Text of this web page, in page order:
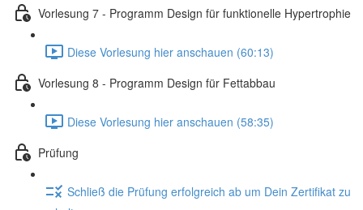
Vorlesung 7 - Programm Design für funktionelle Hypertrophie
Diese Vorlesung hier anschauen (60:13)
Vorlesung 8 - Programm Design für Fettabbau
Diese Vorlesung hier anschauen (58:35)
Prüfung
Schließ die Prüfung erfolgreich ab um Dein Zertifikat zu